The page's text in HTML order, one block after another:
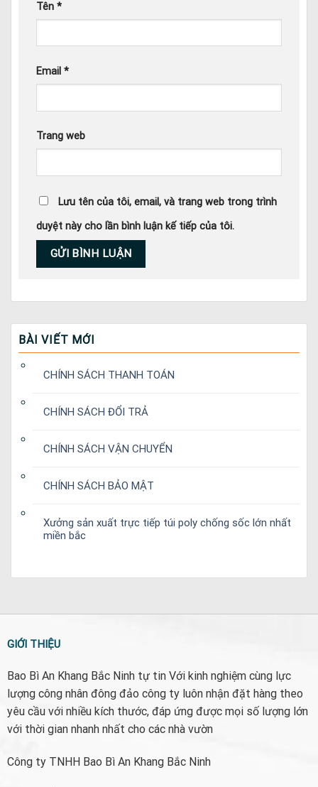
Tên *
Email *
Trang web
Lưu tên của tôi, email, và trang web trong trình
duyệt này cho lần bình luận kế tiếp của tôi.
BÀI VIẾT MỚI
CHÍNH SÁCH THANH TOÁN
CHÍNH SÁCH ĐỔI TRẢ
CHÍNH SÁCH VẬN CHUYỂN
CHÍNH SÁCH BẢO MẬT
Xưởng sản xuất trực tiếp túi poly chống sốc lớn nhất
miền bắc
GIỚI THIỆU
Bao Bì An Khang Bắc Ninh tự tin Với kinh nghiệm cùng lực
lượng công nhân đông đảo công ty luôn nhận đặt hàng theo
yêu cầu với nhiều kích thước, đáp ứng được mọi số lượng lớn
với thời gian nhanh nhất cho các nhà vườn
Công ty TNHH Bao Bì An Khang Bắc Ninh